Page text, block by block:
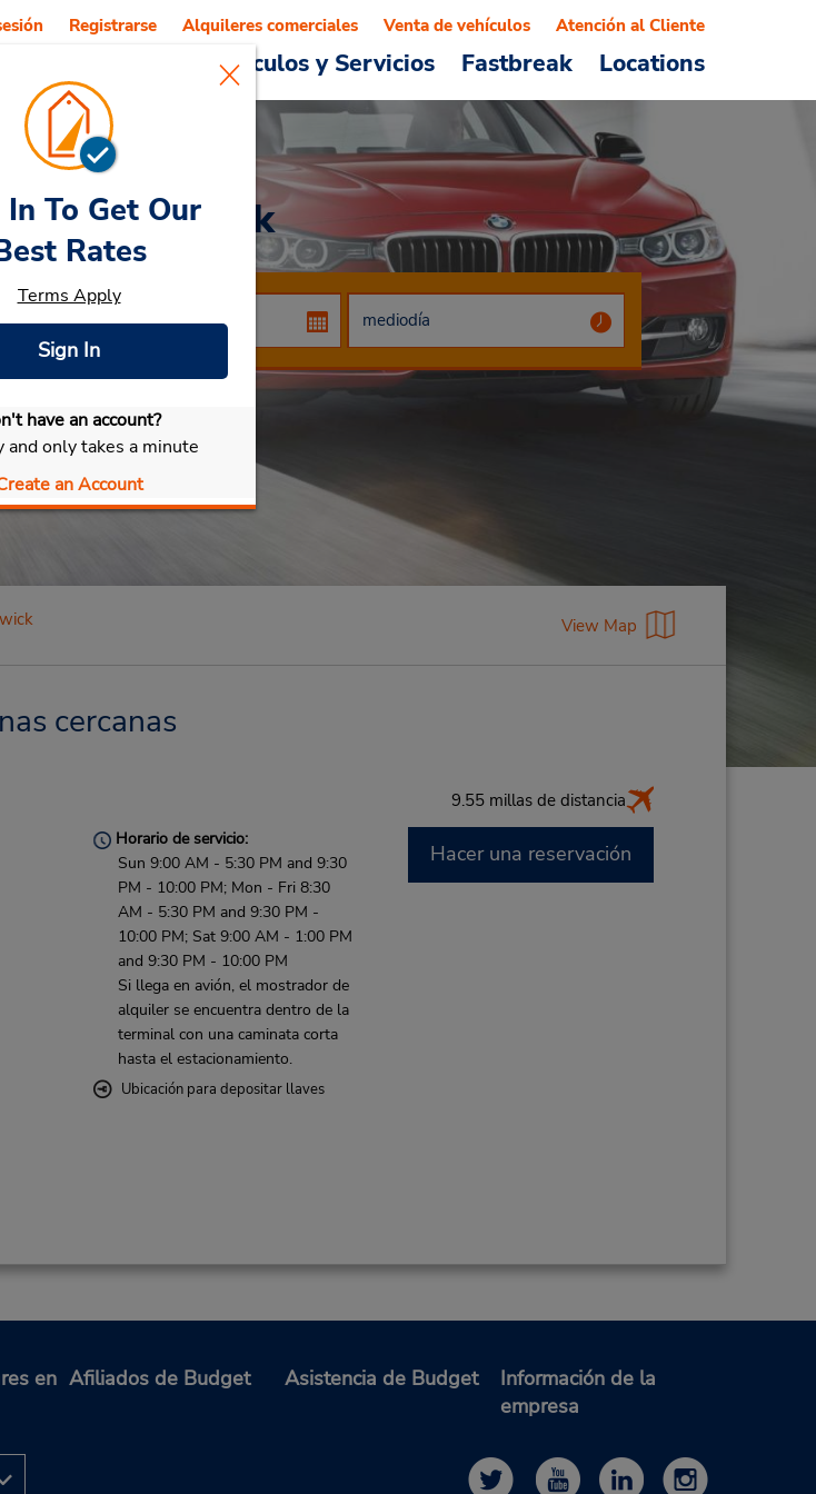
Vehículos y Servicios Fastbreak Locations
Registrarse Alquileres comerciales Venta de vehículos Atención al Cliente
Brunswick
mi vehículo
In To Get Our
Rates
Terms Apply
Sign In
have an account?
and only takes a minute
an Account
View Map
cercanas
9.55 millas de distancia
Horario de servicio:
Sun 9:00 AM - 5:30 PM and 9:30
PM - 10:00 PM; Mon - Fri 8:30
AM - 5:30 PM and 9:30 PM -
10:00 PM; Sat 9:00 AM - 1:00 PM
and 9:30 PM - 10:00 PM
Si llega en avión, el mostrador de
alquiler se encuentra dentro de la
terminal con una caminata corta
hasta el estacionamiento.
Ubicación para depositar llaves
Hacer una reservación
en Afiliados de Budget Asistencia de Budget
Información de la
empresa